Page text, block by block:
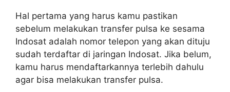
Hal pertama yang harus kamu pastikan
sebelum melakukan transfer pulsa ke sesama
Indosat adalah nomor telepon yang akan dituju
sudah terdaftar di jaringan Indosat. Jika belum,
kamu harus mendaftarkannya terlebih dahulu
agar bisa melakukan transfer pulsa.